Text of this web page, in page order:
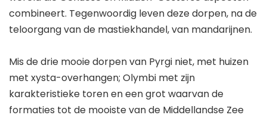
combineert. Tegenwoordig leven deze dorpen, na de
teloorgang van de mastiekhandel, van mandarijnen.
Mis de drie mooie dorpen van Pyrgi niet, met huizen
met xysta-overhangen; Olymbi met zijn
karakteristieke toren en een grot waarvan de
formaties tot de mooiste van de Middellandse Zee